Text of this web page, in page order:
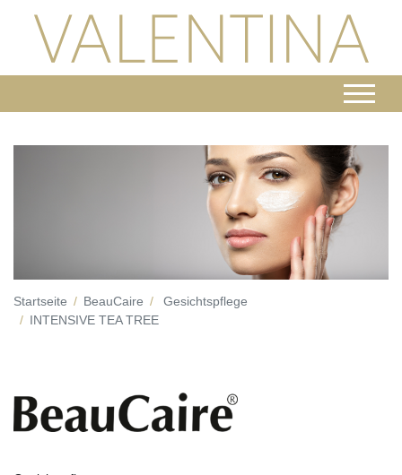
Startseite BeauCaire
Gesichtspflege
INTENSIVE TEA TREE